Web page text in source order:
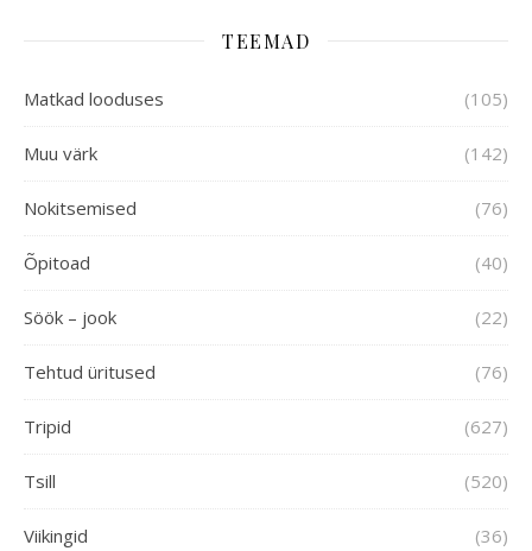
TEEMAD
Matkad looduses (105)
Muu värk (142)
Nokitsemised (76)
Õpitoad (40)
Söök – jook (22)
Tehtud üritused (76)
Tripid (627)
Tsill (520)
Viikingid (36)